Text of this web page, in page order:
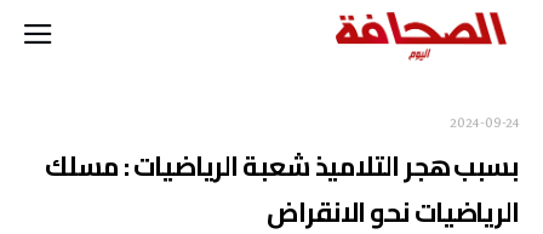
2024-09-24
بسبب هجر التلاميذ شعبة الرياضيات : مسلك
الرياضيات نحو الانقراض